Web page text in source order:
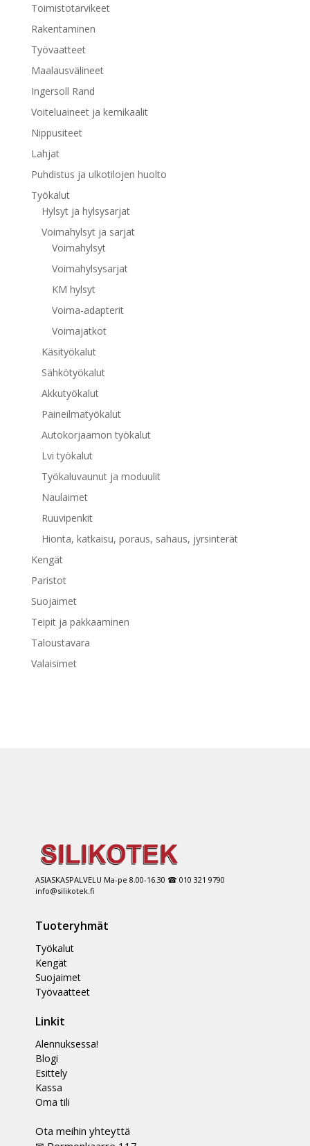
Toimistotarvikeet
Rakentaminen
Työvaatteet
Maalausvälineet
Ingersoll Rand
Voiteluaineet ja kemikaalit
Nippusiteet
Lahjat
Puhdistus ja ulkotilojen huolto
Työkalut
Hylsyt ja hylsysarjat
Voimahylsyt ja sarjat
Voimahylsyt
Voimahylsysarjat
KM hylsyt
Voima-adapterit
Voimajatkot
Käsityökalut
Sähkötyökalut
Akkutyökalut
Paineilmatyökalut
Autokorjaamon työkalut
Lvi työkalut
Työkaluvaunut ja moduulit
Naulaimet
Ruuvipenkit
Hionta, katkaisu, poraus, sahaus, jyrsinterät
Kengät
Paristot
Suojaimet
Teipit ja pakkaaminen
Taloustavara
Valaisimet
ASIASKASPALVELU Ma-pe 8.00-16.30 ☎ 010 321 9790
info@silikotek.fi
Tuoteryhmät
Työkalut
Kengät
Suojaimet
Työvaatteet
Linkit
Alennuksessa!
Blogi
Esittely
Kassa
Oma tili
Ota meihin yhteyttä